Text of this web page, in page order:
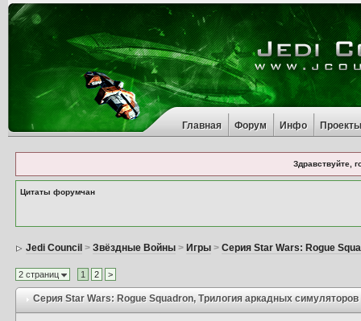
Главная Форум Инфо
Здравствуйте,
Цитаты форумчан
Jedi Council >Звёздные Войны > Игры >Серия Star Wars: Rogue
2 страниц 1 2 >
Серия Star Wars: Rogue Squadron, Трилогия аркадных симуляторов